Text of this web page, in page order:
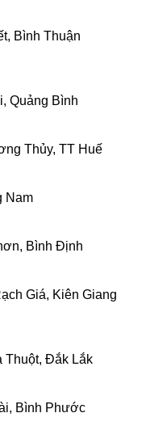
Bình Thuận
Quảng Bình
Thủy, TT Huế
Nam
Bình Định
Giá, Kiên Giang
Thuột, Đắk Lắk
Bình Phước